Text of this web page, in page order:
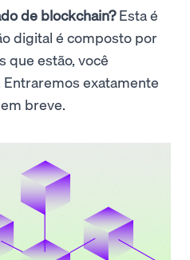
de blockchain?Esta é
digital é composto por
que estão, você
exatamente
breve.